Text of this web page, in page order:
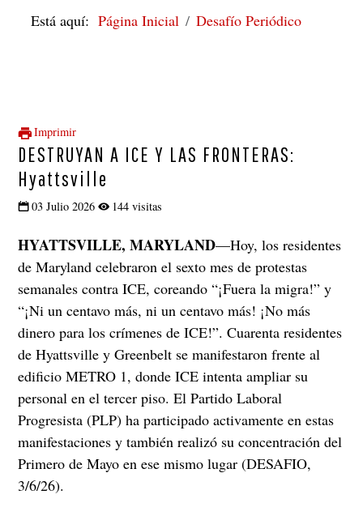
Está aquí:Página Inicial Desafío Periódico
Imprimir
DESTRUYAN A ICE Y LAS FRONTERAS:
Hyattsville
03 Julio 2026 144 visitas
HYATTSVILLE, MARYLAND—Hoy, los residentes
de Maryland celebraron el sexto mes de protestas
semanales contra ICE, coreando “¡Fuera la migra!” y
“¡Ni un centavo más, ni un centavo más! ¡No más
dinero para los crímenes de ICE!”. Cuarenta residentes
de Hyattsville y Greenbelt se manifestaron frente al
edificio METRO 1, donde ICE intenta ampliar su
personal en el tercer piso. El Partido Laboral
Progresista (PLP) ha participado activamente en estas
manifestaciones y también realizó su concentración del
Primero de Mayo en ese mismo lugar (DESAFIO,
3/6/26).